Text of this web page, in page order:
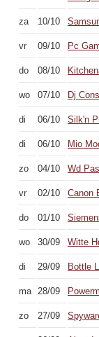
za 10/10
vr 09/10 Pc
do 08/10
wo 07/10 Dj
di 06/10 Silk'n
di 06/10 Mio
zo 04/10 Wd
vr 02/10 Canon
do 01/10
wo 30/09 Witte
di 29/09 Bottle
ma 28/09
zo 27/09